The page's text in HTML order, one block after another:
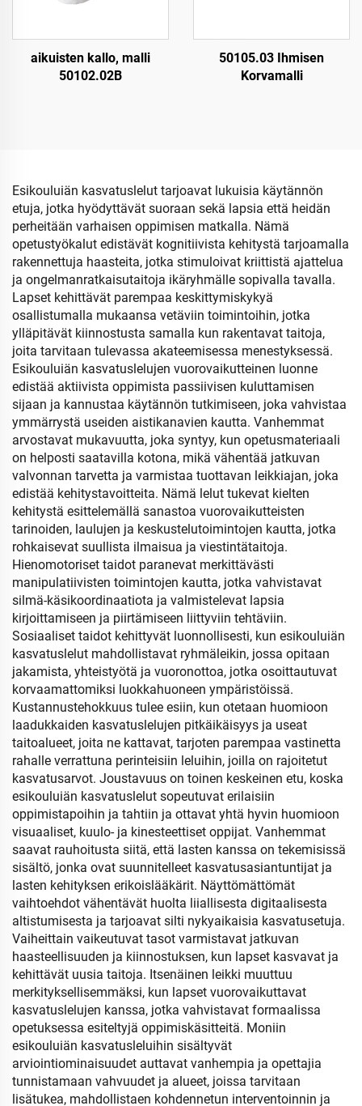
aikuisten kallo, malli
50102.02B
50105.03 Ihmisen
Korvamalli
Esikouluiän kasvatuslelut tarjoavat lukuisia käytännön
etuja, jotka hyödyttävät suoraan sekä lapsia että heidän
perheitään varhaisen oppimisen matkalla. Nämä
opetustyökalut edistävät kognitiivista kehitystä tarjoamalla
rakennettuja haasteita, jotka stimuloivat kriittistä ajattelua
ja ongelmanratkaisutaitoja ikäryhmälle sopivalla tavalla.
Lapset kehittävät parempaa keskittymiskykyä
osallistumalla mukaansa vetäviin toimintoihin, jotka
ylläpitävät kiinnostusta samalla kun rakentavat taitoja,
joita tarvitaan tulevassa akateemisessa menestyksessä.
Esikouluiän kasvatuslelujen vuorovaikutteinen luonne
edistää aktiivista oppimista passiivisen kuluttamisen
sijaan ja kannustaa käytännön tutkimiseen, joka vahvistaa
ymmärrystä useiden aistikanavien kautta. Vanhemmat
arvostavat mukavuutta, joka syntyy, kun opetusmateriaali
on helposti saatavilla kotona, mikä vähentää jatkuvan
valvonnan tarvetta ja varmistaa tuottavan leikkiajan, joka
edistää kehitystavoitteita. Nämä lelut tukevat kielten
kehitystä esittelemällä sanastoa vuorovaikutteisten
tarinoiden, laulujen ja keskustelutoimintojen kautta, jotka
rohkaisevat suullista ilmaisua ja viestintätaitoja.
Hienomotoriset taidot paranevat merkittävästi
manipulatiivisten toimintojen kautta, jotka vahvistavat
silmä-käsikoordinaatiota ja valmistelevat lapsia
kirjoittamiseen ja piirtämiseen liittyviin tehtäviin.
Sosiaaliset taidot kehittyvät luonnollisesti, kun esikouluiän
kasvatuslelut mahdollistavat ryhmäleikin, jossa opitaan
jakamista, yhteistyötä ja vuoronottoa, jotka osoittautuvat
korvaamattomiksi luokkahuoneen ympäristöissä.
Kustannustehokkuus tulee esiin, kun otetaan huomioon
laadukkaiden kasvatuslelujen pitkäikäisyys ja useat
taitoalueet, joita ne kattavat, tarjoten parempaa vastinetta
rahalle verrattuna perinteisiin leluihin, joilla on rajoitetut
kasvatusarvot. Joustavuus on toinen keskeinen etu, koska
esikouluiän kasvatuslelut sopeutuvat erilaisiin
oppimistapoihin ja tahtiin ja ottavat yhtä hyvin huomioon
visuaaliset, kuulo- ja kinesteettiset oppijat. Vanhemmat
saavat rauhoitusta siitä, että lasten kanssa on tekemisissä
sisältö, jonka ovat suunnitelleet kasvatusasiantuntijat ja
lasten kehityksen erikoislääkärit. Näyttömättömät
vaihtoehdot vähentävät huolta liiallisesta digitaalisesta
altistumisesta ja tarjoavat silti nykyaikaisia kasvatusetuja.
Vaiheittain vaikeutuvat tasot varmistavat jatkuvan
haasteellisuuden ja kiinnostuksen, kun lapset kasvavat ja
kehittävät uusia taitoja. Itsenäinen leikki muuttuu
merkityksellisemmäksi, kun lapset vuorovaikuttavat
kasvatuslelujen kanssa, jotka vahvistavat formaalissa
opetuksessa esiteltyjä oppimiskäsitteitä. Moniin
esikouluiän kasvatusleluihin sisältyvät
arviointiominaisuudet auttavat vanhempia ja opettajia
tunnistamaan vahvuudet ja alueet, joissa tarvitaan
lisätukea, mahdollistaen kohdennetun interventoinnin ja